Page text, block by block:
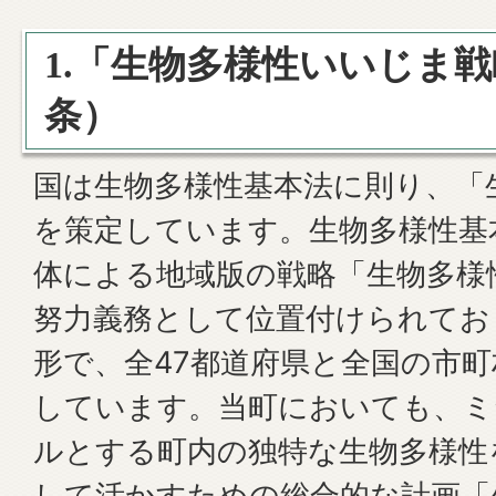
1.「生物多様性いいじま
条）
国は生物多様性基本法に則り、
を策定しています。生物多様性
体による地域版の戦略「生物多
努力義務として位置付けられて
形で、全47都道府県と全国の市
しています。当町においても、
ルとする町内の独特な生物多様